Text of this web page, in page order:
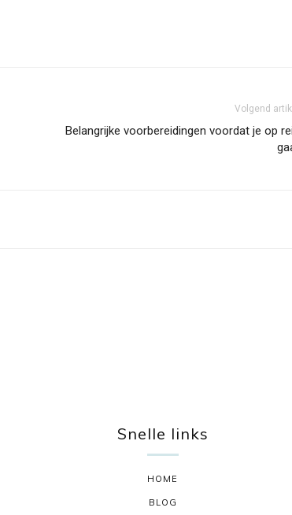
Volgend
Belangrijke voorbereidingen voordat je op
Snelle links
HOME
BLOG